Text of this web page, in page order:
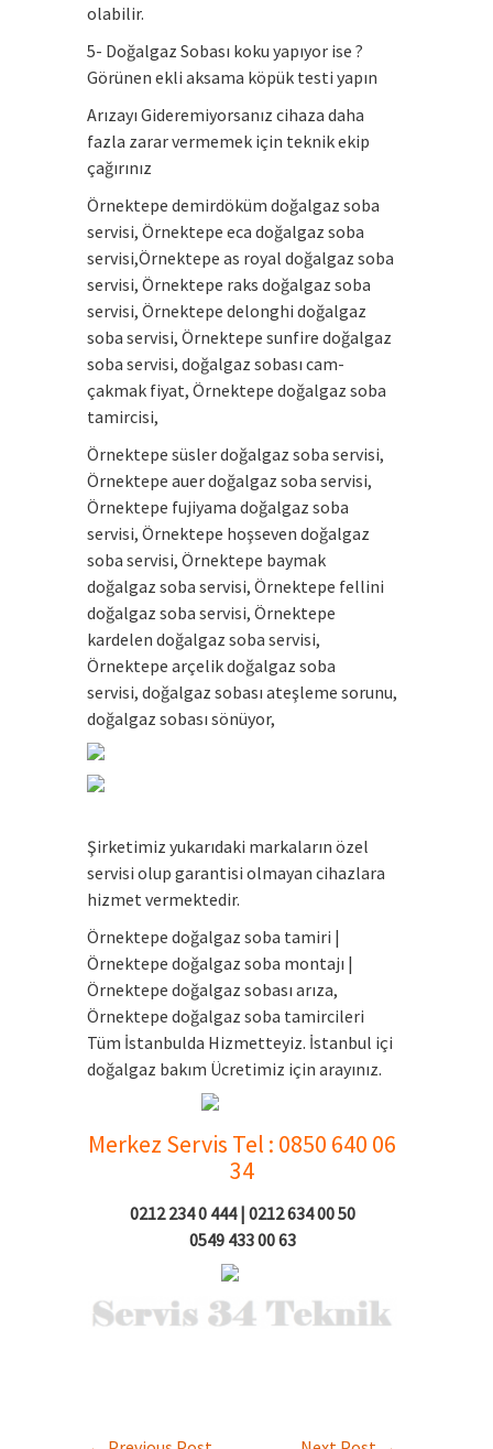
olabilir.
5- Doğalgaz Sobası koku yapıyor ise ?
Görünen ekli aksama köpük testi yapın
Arızayı Gideremiyorsanız cihaza daha
fazla zarar vermemek için teknik ekip
çağırınız
Örnektepe demirdöküm doğalgaz soba
servisi, Örnektepe eca doğalgaz soba
servisi,Örnektepe as royal doğalgaz soba
servisi, Örnektepe raks doğalgaz soba
servisi, Örnektepe delonghi doğalgaz
soba servisi, Örnektepe sunfire doğalgaz
soba servisi, doğalgaz sobası cam-
çakmak fiyat, Örnektepe doğalgaz soba
tamircisi,
Örnektepe süsler doğalgaz soba servisi,
Örnektepe auer doğalgaz soba servisi,
Örnektepe fujiyama doğalgaz soba
servisi, Örnektepe hoşseven doğalgaz
soba servisi, Örnektepe baymak
doğalgaz soba servisi, Örnektepe fellini
doğalgaz soba servisi, Örnektepe
kardelen doğalgaz soba servisi,
Örnektepe arçelik doğalgaz soba
servisi, doğalgaz sobası ateşleme sorunu,
doğalgaz sobası sönüyor,
Şirketimiz yukarıdaki markaların özel
servisi olup garantisi olmayan cihazlara
hizmet vermektedir.
Örnektepe doğalgaz soba tamiri |
Örnektepe doğalgaz soba montajı |
Örnektepe doğalgaz sobası arıza,
Örnektepe doğalgaz soba tamircileri
Tüm İstanbulda Hizmetteyiz. İstanbul içi
doğalgaz bakım Ücretimiz için arayınız.
Merkez Servis Tel : 0850 640 06
34
0212 234 0 444 | 0212 634 00 50
0549 433 00 63